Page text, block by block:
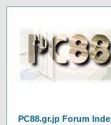
PC88.gr.jp Forum